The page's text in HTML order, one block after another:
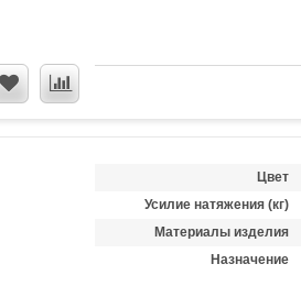
Цвет
Усилие натяжения (кг)
Материалы изделия
Назначение